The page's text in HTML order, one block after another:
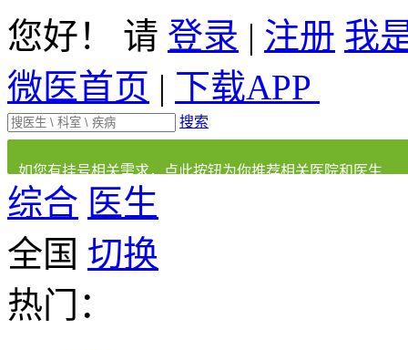
您好！ 请 登录 | 注册 我
微医首页 | 下载APP
搜索
如您有挂号相关需求，点此按钮为你推荐相关医院和医生
综合 医生
全国 切换
热门：